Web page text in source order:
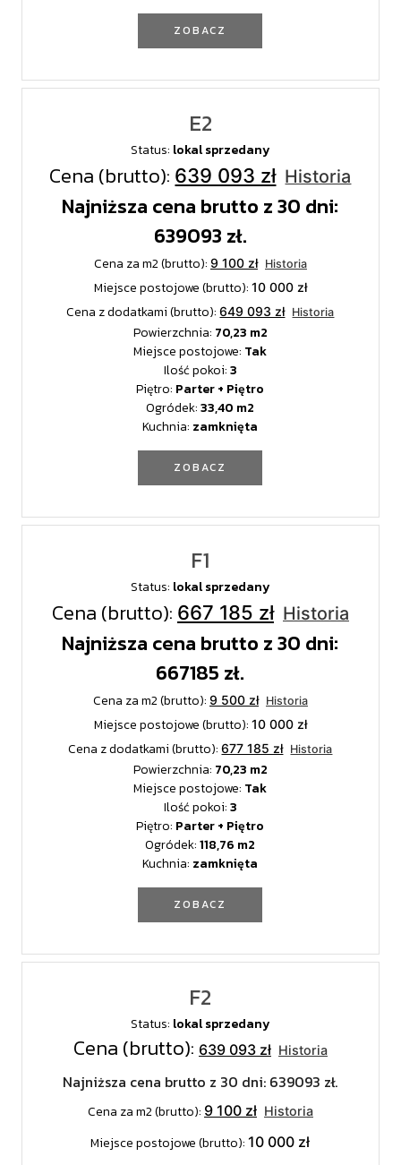
ZOBACZ
E2
Status: lokal sprzedany
Cena (brutto): 639 093 zł Historia
Najniższa cena brutto z 30 dni:
639093 zł.
Cena za m2 (brutto): 9 100 zł Historia
Miejsce postojowe (brutto): 10 000 zł
Cena z dodatkami (brutto):649 093 zł Historia
Powierzchnia: 70,23
Miejsce postojowe: Tak
Ilość pokoi:3
Piętro: Parter + Piętro
Ogródek:33,40
Kuchnia: zamknięta
ZOBACZ
F1
Status: lokal sprzedany
Cena (brutto): 667 185 zł Historia
Najniższa cena brutto z 30 dni:
667185 zł.
Cena za m2 (brutto): 9 500 zł Historia
Miejsce postojowe (brutto): 10 000 zł
Cena z dodatkami (brutto):677 185 zł Historia
Powierzchnia: 70,23
Miejsce postojowe: Tak
Ilość pokoi:3
Piętro: Parter + Piętro
Ogródek:118,76
Kuchnia: zamknięta
ZOBACZ
F2
Status: lokal sprzedany
Cena (brutto): 639 093 zł Historia
Najniższa cena brutto z 30 dni: 639093 zł.
Cena za m2 (brutto): 9 100 zł Historia
Miejsce postojowe (brutto): 10 000 zł